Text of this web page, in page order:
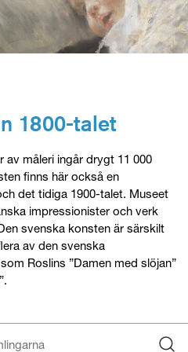
1800-talet
av måleri ingår drygt 11 000
finns här också en
det tidiga 1900-talet. Museet
impressionister och verk
svenska konsten är särskilt
av den svenska
Roslins ”Damen med slöjan”